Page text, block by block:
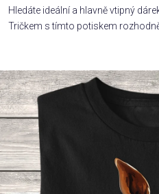
Rodina
/
Povolání,
zájmy a
sport
Příležitosti
Domácnost
Hledáte ideální a hlavně vtipný
Tričkem s tímto potiskem